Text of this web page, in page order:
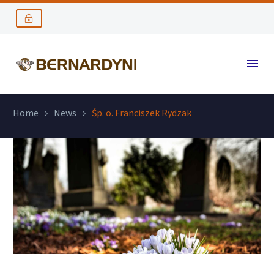
Home News Śp. o. Franciszek Rydzak